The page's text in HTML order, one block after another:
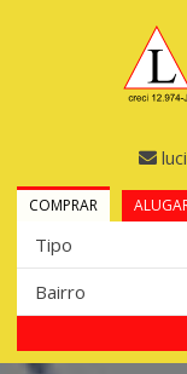
COMPRAR
Tipo
Bairro